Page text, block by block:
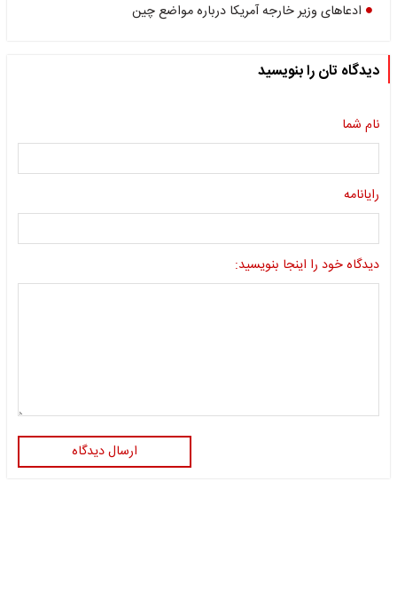
ادعاهای وزیر خارجه آمریکا درباره مواضع چین
دیدگاه تان را بنویسید
نام شما
رایانامه
دیدگاه خود را اینجا بنویسید:
ارسال دیدگاه